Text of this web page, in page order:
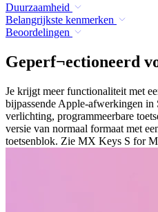
Duurzaamheid
Belangrijkste kenmerken
Beoordelingen
Geperf¬ectioneerd
Je krijgt meer functionaliteit met
bijpassende Apple-afwerkingen in
verlichting, programmeerbare
versie van normaal formaat met
toetsenblok. Zie MX Keys S for